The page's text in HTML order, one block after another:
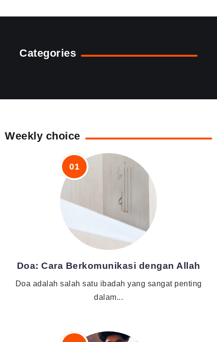
Categories
Weekly choice
Doa: Cara Berkomunikasi dengan Allah
Doa adalah salah satu ibadah yang sangat penting
dalam...